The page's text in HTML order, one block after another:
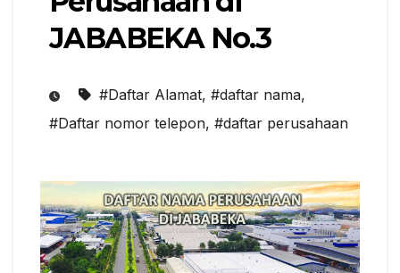
JABABEKA No.3
#Daftar Alamat, #daftar nama,
#Daftar nomor telepon, #daftar perusahaan